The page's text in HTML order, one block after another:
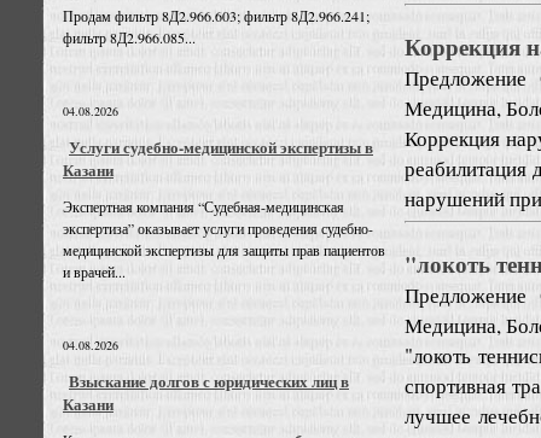
Продам фильтр 8Д2.966.603; фильтр 8Д2.966.241;
фильтр 8Д2.966.085...
04.08.2026
Услуги судебно-медицинской экспертизы в
Казани
Экспертная компания “Судебная-медицинская
экспертиза” оказывает услуги проведения судебно-
медицинской экспертизы для защиты прав пациентов
и врачей...
04.08.2026
Взыскание долгов с юридических лиц в
Казани
Коррекция
Предложение
Медицина,
Коррекция
реабилитация
нарушений
"локоть
Предложение
Медицина,
"локоть
спортивная
лучшее